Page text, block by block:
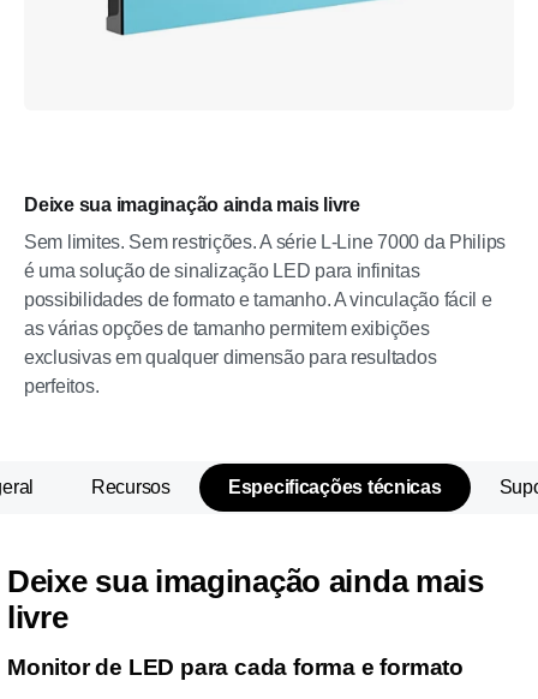
Deixe sua imaginação ainda mais livre
Sem limites. Sem restrições. A série L-Line 7000 da Philips
é uma solução de sinalização LED para infinitas
possibilidades de formato e tamanho. A vinculação fácil e
as várias opções de tamanho permitem exibições
exclusivas em qualquer dimensão para resultados
perfeitos.
Recursos Especificações técnicas
Deixe sua imaginação ainda mais
livre
Monitor de LED para cada forma e formato